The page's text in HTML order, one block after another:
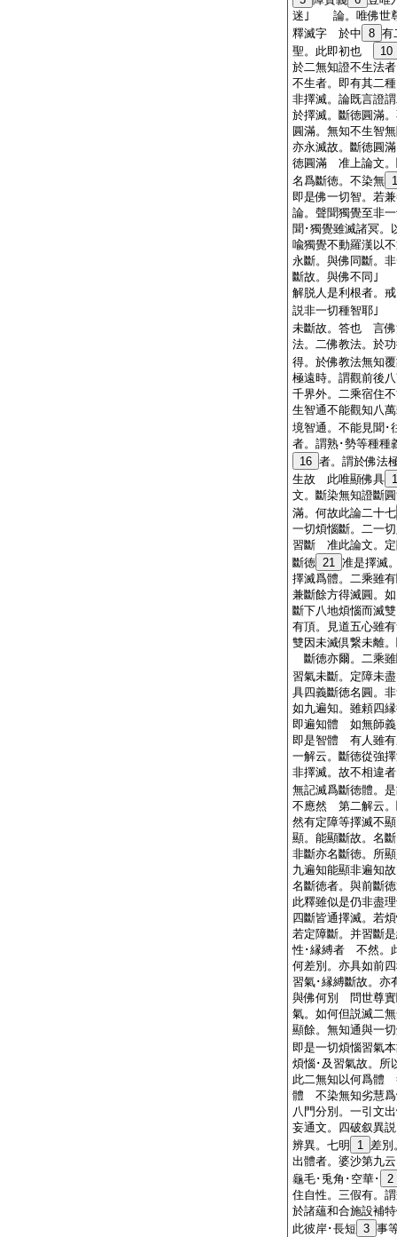
迷｣ 論。唯佛世尊
釋滅字 於中 8 有
聖。此即初也
10
於二無知證不生法
不生者。即有其二
非擇滅。論既言證
於擇滅。斷徳圓滿
圓滿。無知不生智
亦永滅故。斷徳圓
徳圓滿 准上論文。
名爲斷徳。不染無
即是佛一切智。若
論。聲聞獨覺至非
聞･獨覺雖滅諸冥。
喩獨覺不動羅漢以
永斷。與佛同斷。
斷故。與佛不同｣
解脱人是利根者。
説非一切種智耶｣
未斷故。答也 言佛
法。二佛教法。於
得。於佛教法無知
極遠時。謂觀前後
千界外。二乘宿住
生智通不能觀知八
境智通。不能見聞･
者。謂熟･勢等種
16 者。謂於佛法
生故 此唯顯佛具
文。斷染無知證斷
滿。何故此論二十七
一切煩惱斷。二一
習斷 准此論文。定
斷徳 21 准是擇滅
擇滅爲體。二乘雖
兼斷餘方得滅圓。
斷下八地煩惱而滅
有頂。見道五心雖
雙因未滅倶繋未離
斷徳亦爾。二乘
習氣未斷。定障未
具四義斷徳名圓。
如九遍知。雖頼四
即遍知體 如無師義
即是智體 有人雖
一解云。斷徳從強
非擇滅。故不相違
無記滅爲斷徳體。
不應然 第二解云。
然有定障等擇滅不
顯。能顯斷故。名
非斷亦名斷徳。所
九遍知能顯非遍知
名斷徳者。與前斷
此釋雖似是仍非盡
四斷皆通擇滅。若
若定障斷。并習斷
性･縁縛者 不然。
何差別。亦具如前
習氣･縁縛斷故。亦
與佛何別 問世尊實
氣。如何但説滅二
顯餘。無知通與一
即是一切煩惱習氣
煩惱･及習氣故。
此二無知以何爲體
體 不染無知劣慧
八門分別。一引文
妄通文。四破叙異
辨異。七明
1 差
出體者。婆沙第九
龜毛･兎角･空華･
2
住自性。三假有。
於諸蘊和合施設補
此彼岸･長短 3 事